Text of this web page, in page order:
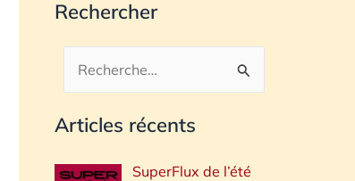
Rechercher
Rechercher :
Articles récents
SuperFlux de l’été